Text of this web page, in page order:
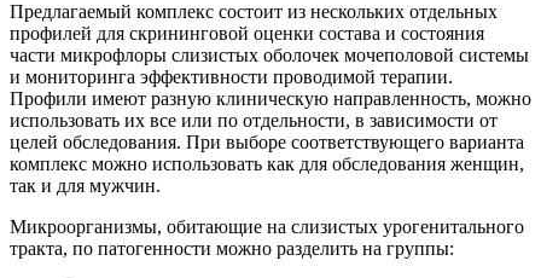
Предлагаемый комплекс состоит из нескольких отдельных
профилей для скрининговой оценки состава и состояния
части микрофлоры слизистых оболочек мочеполовой системы
и мониторинга эффективности проводимой терапии.
Профили имеют разную клиническую направленность, можно
использовать их все или по отдельности, в зависимости от
целей обследования. При выборе соответствующего варианта
комплекс можно использовать как для обследования женщин,
так и для мужчин.
Микроорганизмы, обитающие на слизистых урогенитального
тракта, по патогенности можно разделить на группы: